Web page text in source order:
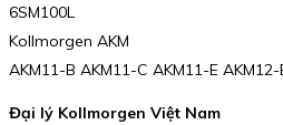
6SM100L
Kollmorgen AKM
AKM11-B AKM11-C AKM11-E
Đại lý Kollmorgen Việt Nam